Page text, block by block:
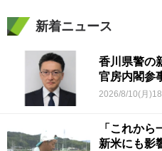
新着ニュース
香川県警の
官房内閣参
2026/8/10(月
「これか
新米にも影